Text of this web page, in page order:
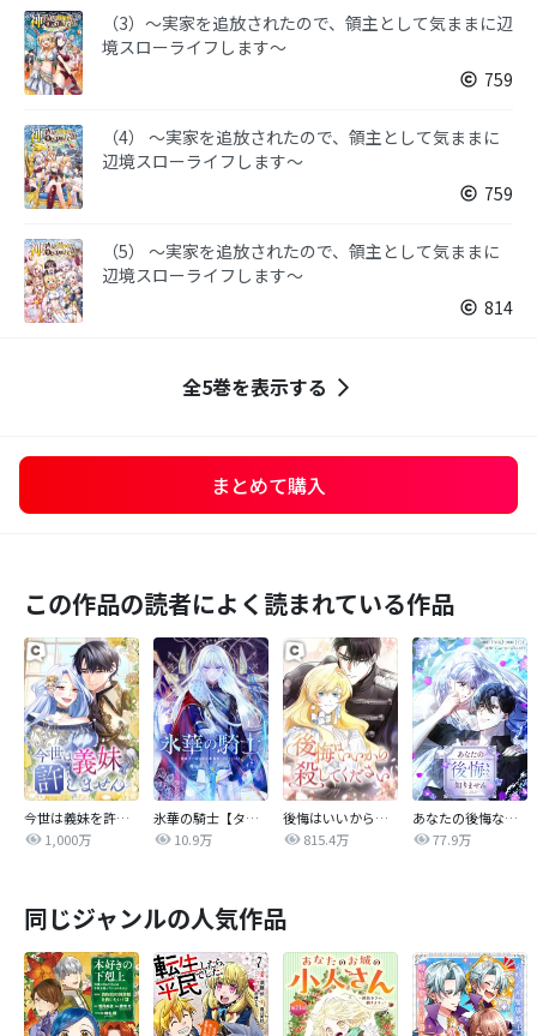
（3）～実家を追放されたので、領主として気ままに辺
境スローライフします～
759
（4） ～実家を追放されたので、領主として気ままに
辺境スローライフします～
759
（5） ～実家を追放されたので、領主として気ままに
辺境スローライフします～
814
全5巻を表示する
まとめて購入
この作品の読者によく読まれている作品
今世は義妹を許しません
1,000万
氷華の騎士【タテヨミ】
10.9万
後悔はいいから殺してください
815.4万
あなたの後悔なんて知りません【タテヨミ】
77.9万
同じジャンルの人気作品